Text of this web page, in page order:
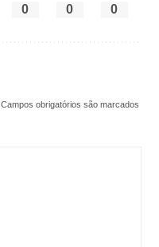
0 0 0
Campos obrigatórios são marcados